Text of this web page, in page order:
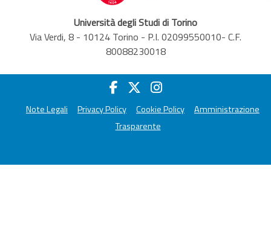
Università degli Studi di Torino
Via Verdi, 8 - 10124 Torino - P.I. 02099550010- C.F.
80088230018
Note Legali Privacy Policy Cookie Policy
Amministrazione
Trasparente